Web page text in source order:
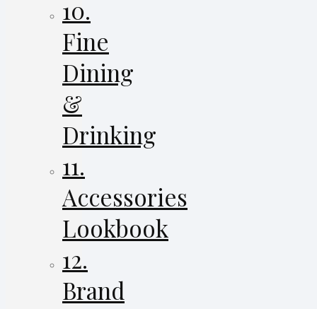
10.
Fine
Dining
&
Drinking
11.
Accessories
Lookbook
12.
Brand